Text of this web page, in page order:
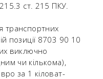
ст. 215 ПКУ.
транспортних
позиції 8703 90 10
виключно
чи кількома),
за 1 кіловат-